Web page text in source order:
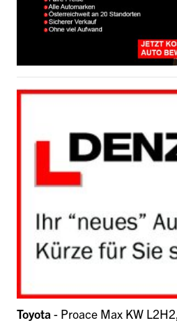
Toyota - Proace Max KW